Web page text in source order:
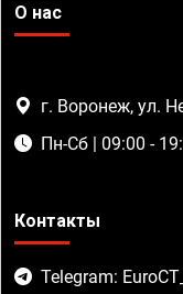
О нас
г. Воронеж, ул.
Пн-Сб | 09:00 -
Контакты
Telegram: